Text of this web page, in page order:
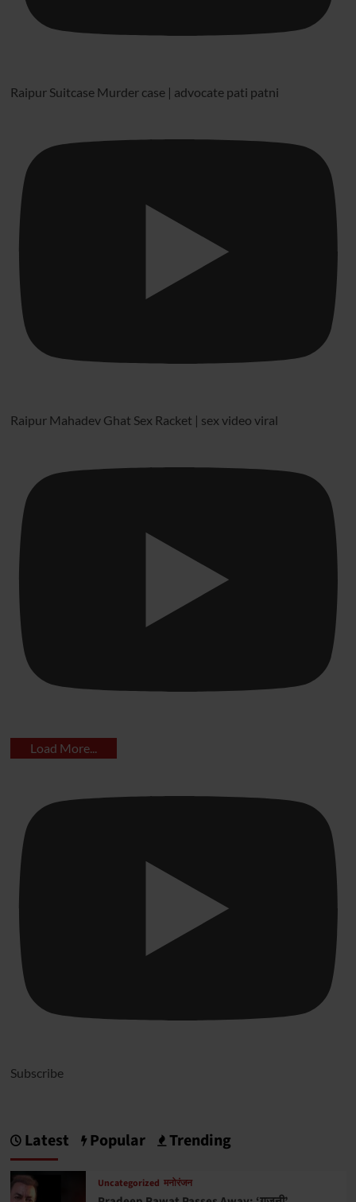
Raipur Suitcase Murder case | advocate pati patni
Raipur Mahadev Ghat Sex Racket | sex video viral
Load More...
Subscribe
Latest Popular Trending
Uncategorized मनोरंजन